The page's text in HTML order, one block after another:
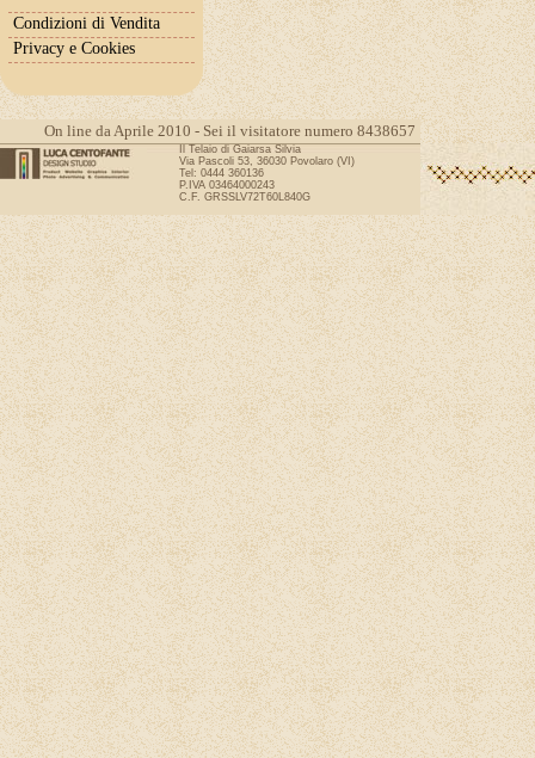
Condizioni di Vendita
Privacy e Cookies
On line da Aprile 2010 - Sei il visitatore numero 8438657
Il Telaio di Gaiarsa Silvia
Via Pascoli 53, 36030 Povolaro (VI)
Tel: 0444 360136
P.IVA 03464000243
C.F. GRSSLV72T60L840G